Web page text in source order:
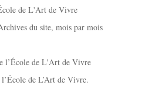
de L'Art de Vivre
du site, mois par mois
l’École de L'Art de Vivre
de L’Art de Vivre.